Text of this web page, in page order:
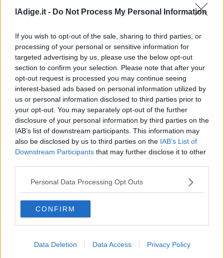
lAdige.it - Do Not Process My Personal Information
If you wish to opt-out of the sale, sharing to third parties, or
processing of your personal or sensitive information for
targeted advertising by us, please use the below opt-out
section to confirm your selection. Please note that after your
opt-out request is processed you may continue seeing
interest-based ads based on personal information utilized by
us or personal information disclosed to third parties prior to
your opt-out. You may separately opt-out of the further
disclosure of your personal information by third parties on the
IAB’s list of downstream participants. This information may
also be disclosed by us to third parties on the IAB’s List of
Downstream Participants that may further disclose it to other
Personal Data Processing Opt Outs
CONFIRM
Data Deletion Data Access Privacy Policy
VIDEO
Drone con esplosivo trovato all'aeroporto di
Lipsia vicino ad aereo ucraino
5 AGOSTO 2026